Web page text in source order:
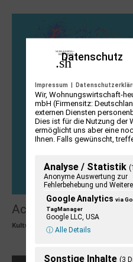
Achterwehr: Ekkis
KulturvereinRegionWestensee
Datenschutz
Impressum |
Wir, Wohnungswirtschaft-
mbH (Firmensitz:
externen Diensten
Dies ist für die Nutzung der
ermöglicht uns aber eine
Ihnen. Falls gewünscht,
Analyse / Statistik
Anonyme Auswertung zur
Fehlerbehebung und
Google Analytics via
TagManager
Google LLC, USA
ⓘ Alle Details
Sonstige Inhalte (3